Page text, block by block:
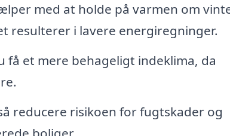
med at holde på varmen om
resulterer i lavere energiregninger.
få et mere behageligt indeklima, da
reducere risikoen for fugtskader og